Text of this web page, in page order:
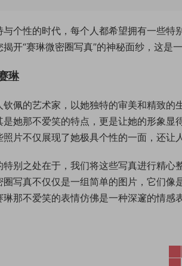
与个性的时代，每个人都希望拥有一些
开“赛琳微密圈写真”的神秘面纱，这是
琳
钦佩的艺术家，以她独特的审美和精致
是她那不爱笑的特点，更是让她的形象
片不仅展现了她极具个性的一面，还让
特别之处在于，我们将这些写真进行精
圈写真不仅仅是一组简单的图片，它们
琳那不爱笑的表情仿佛是一种深邃的情